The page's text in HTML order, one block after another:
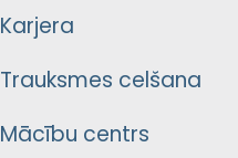
Karjera
Trauksmes celšana
Mācību centrs